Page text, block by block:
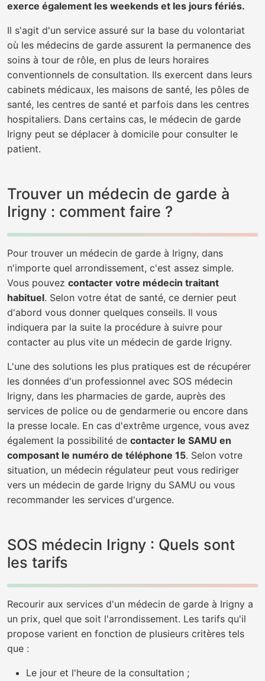
exerce également les weekends et les jours fériés.
Il s'agit d'un service assuré sur la base du volontariat
où les médecins de garde assurent la permanence des
soins à tour de rôle, en plus de leurs horaires
conventionnels de consultation. Ils exercent dans leurs
cabinets médicaux, les maisons de santé, les pôles de
santé, les centres de santé et parfois dans les centres
hospitaliers. Dans certains cas, le médecin de garde
Irigny peut se déplacer à domicile pour consulter le
patient.
Trouver un médecin de garde à
Irigny : comment faire ?
Pour trouver un médecin de garde à Irigny, dans
n'importe quel arrondissement, c'est assez simple.
Vous pouvez contacter votre médecin traitant
habituel. Selon votre état de santé, ce dernier peut
d'abord vous donner quelques conseils. Il vous
indiquera par la suite la procédure à suivre pour
contacter au plus vite un médecin de garde Irigny.
L'une des solutions les plus pratiques est de récupérer
les données d'un professionnel avec SOS médecin
Irigny, dans les pharmacies de garde, auprès des
services de police ou de gendarmerie ou encore dans
la presse locale. En cas d'extrême urgence, vous avez
également la possibilité de contacter le SAMU en
composant le numéro de téléphone 15. Selon votre
situation, un médecin régulateur peut vous rediriger
vers un médecin de garde Irigny du SAMU ou vous
recommander les services d'urgence.
SOS médecin Irigny : Quels sont
les tarifs
Recourir aux services d'un médecin de garde à Irigny a
un prix, quel que soit l'arrondissement. Les tarifs qu'il
propose varient en fonction de plusieurs critères tels
que :
Le jour et l'heure de la consultation ;